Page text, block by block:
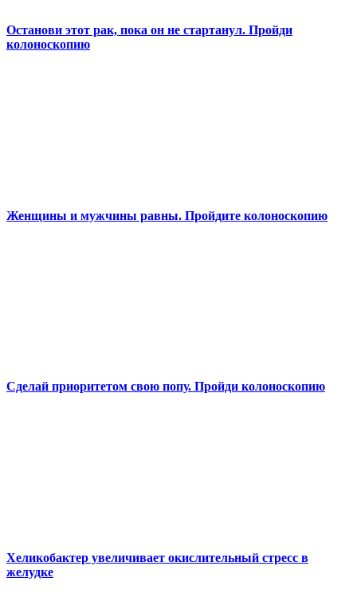
Останови этот рак, пока он не стартанул. Пройди
колоноскопию
Женщины и мужчины равны. Пройдите колоноскопию
Сделай приоритетом свою попу. Пройди колоноскопию
Хеликобактер увеличивает окислительный стресс в
желудке